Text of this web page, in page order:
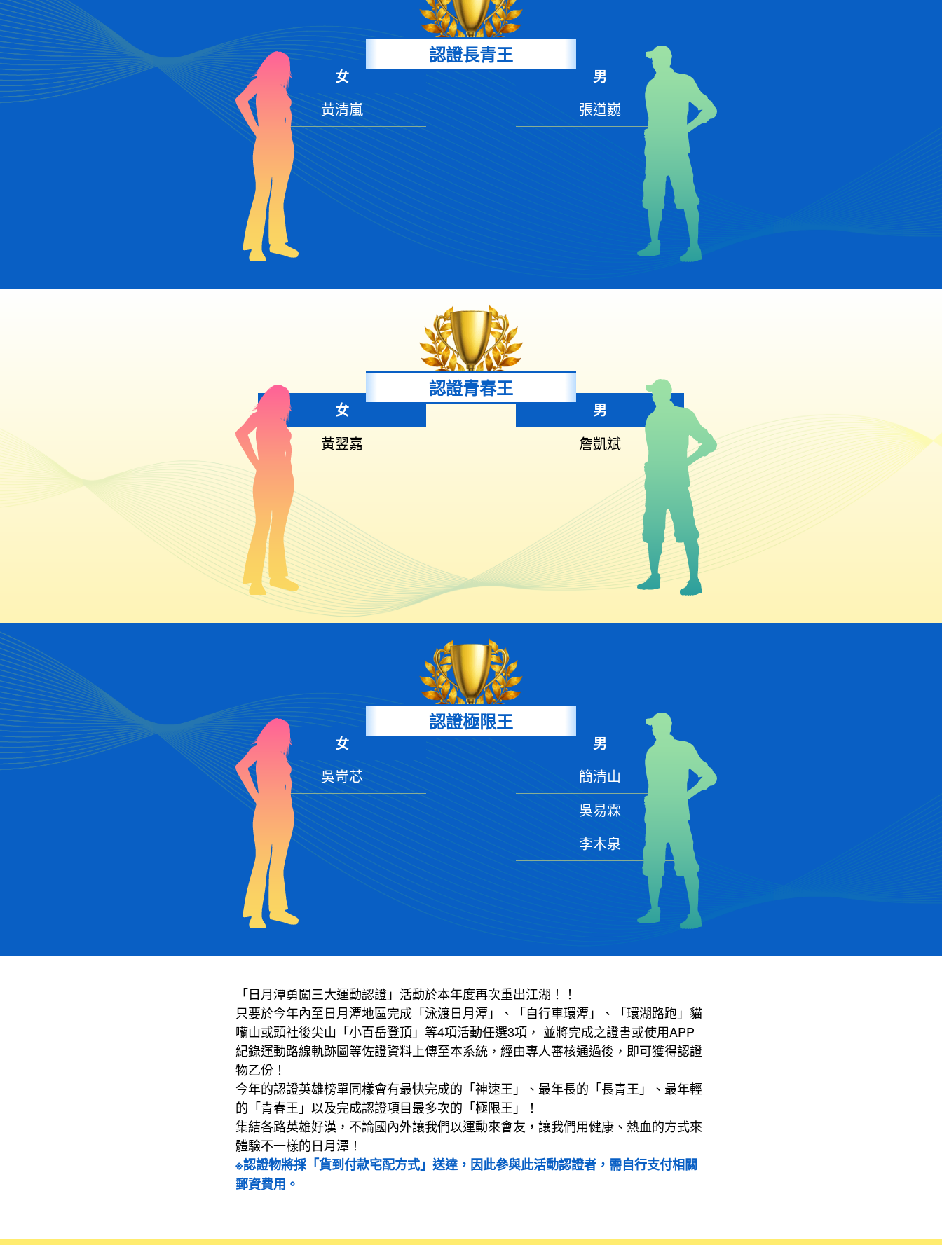
認證長青王
女
黃清嵐
男
張道巍
認證青春王
女
黃翌嘉
男
詹凱斌
認證極限王
女
吳岢芯
男
簡清山
吳易霖
李木泉
「日月潭勇闖三大運動認證」活動於本年度再次重出江湖！！
只要於今年內至日月潭地區完成「泳渡日月潭」、「自行車環潭」、「環湖路跑」貓
囒山或頭社後尖山「小百岳登頂」等4項活動任選3項， 並將完成之證書或使用APP
紀錄運動路線軌跡圖等佐證資料上傳至本系統，經由專人審核通過後，即可獲得認證
物乙份！
今年的認證英雄榜單同樣會有最快完成的「神速王」、最年長的「長青王」、最年輕
的「青春王」以及完成認證項目最多次的「極限王」！
集結各路英雄好漢，不論國內外讓我們以運動來會友，讓我們用健康、熱血的方式來
體驗不一樣的日月潭！
※認證物將採「貨到付款宅配方式」送達，因此參與此活動認證者，需自行支付相關
郵資費用。